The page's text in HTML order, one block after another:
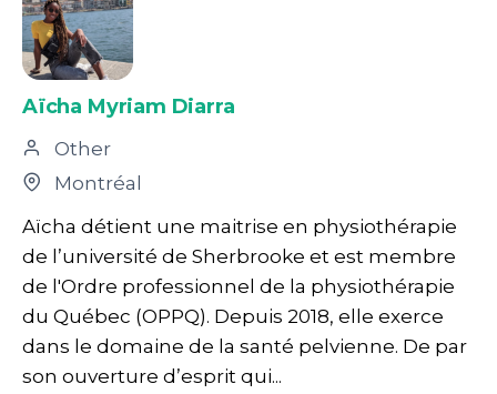
Aïcha Myriam Diarra
Other
Montréal
Aïcha détient une maitrise en physiothérapie
de l’université de Sherbrooke et est membre
de l'Ordre professionnel de la physiothérapie
du Québec (OPPQ). Depuis 2018, elle exerce
dans le domaine de la santé pelvienne. De par
son ouverture d’esprit qui...